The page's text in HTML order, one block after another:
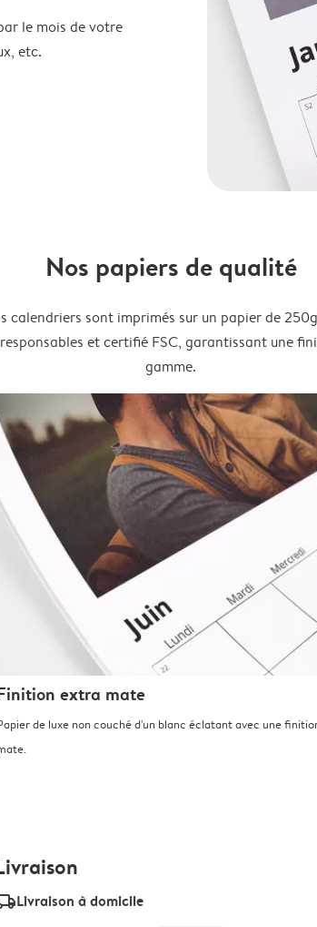
le mois de votre
etc.
Nos papiers de qualité
calendriers sont imprimés sur un papier de
et certifié FSC, garantissant une
gamme.
extra mate
de luxe non couché d'un blanc éclatant avec une
Livraison à domicile